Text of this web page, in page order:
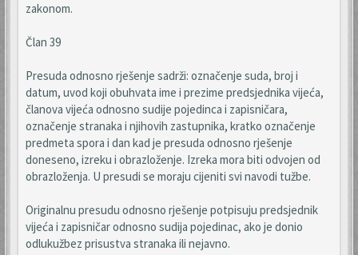
zakonom.
Član 39
Presuda odnosno rješenje sadrži: označenje suda, broj i
datum, uvod koji obuhvata ime i prezime predsjednika vijeća,
članova vijeća odnosno sudije pojedinca i zapisničara,
označenje stranaka i njihovih zastupnika, kratko označenje
predmeta spora i dan kad je presuda odnosno rješenje
doneseno, izreku i obrazloženje. Izreka mora biti odvojen od
obrazloženja. U presudi se moraju cijeniti svi navodi tužbe.
Originalnu presudu odnosno rješenje potpisuju predsjednik
vijeća i zapisničar odnosno sudija pojedinac, ako je donio
odlukužbez prisustva stranaka ili nejavno.